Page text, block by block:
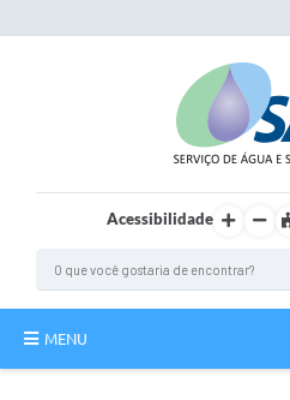
Acessibilidade
MENU